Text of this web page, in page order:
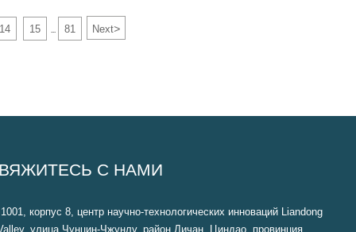
14 15 ... 81 Next>
С НАМИ
корпус 8, центр научно-технологических инноваций Liandong
улица Чунцин-Чжунлу, район Личан, Циндао, провинция